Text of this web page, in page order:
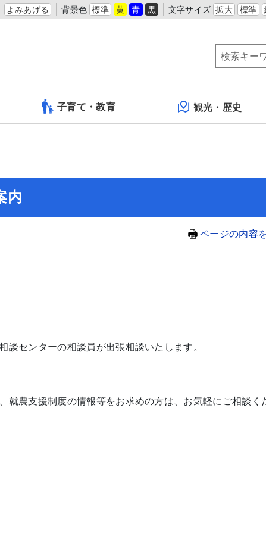
よみあげる 背景色 標準 黄 青 黒 文字サイズ 拡大 標準
子育て・教育 観光・歴史
内
ページの内容
談センターの相談員が出張相談いたします。
就農支援制度の情報等をお求めの方は、お気軽にご相談く